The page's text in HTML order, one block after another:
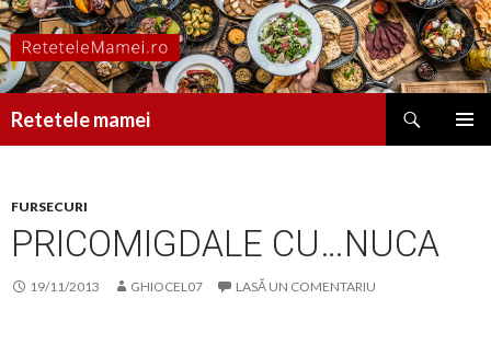
Retetele mamei
FURSECURI
PRICOMIGDALE CU…NUCA
19/11/2013 GHIOCEL07 LASĂ UN COMENTARIU